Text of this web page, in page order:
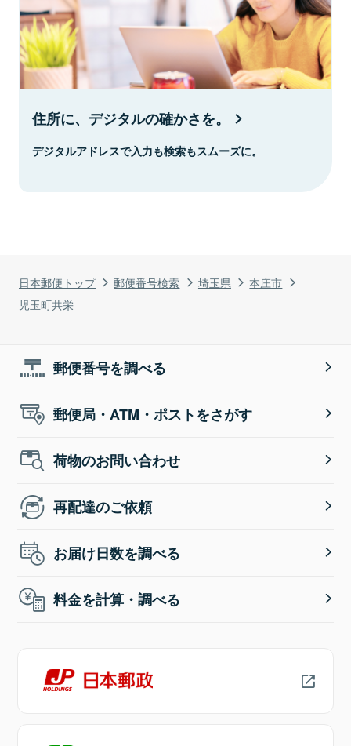
日本郵便トップ 郵便番号検索 埼玉県
本庄市
児玉町共栄
住所に、デジタルの確かさを。
デジタルアドレスで入力も検索もスムーズに。
郵便番号を調べる
郵便局・ATM・ポストをさがす
荷物のお問い合わせ
再配達のご依頼
お届け日数を調べる
料金を計算・調べる